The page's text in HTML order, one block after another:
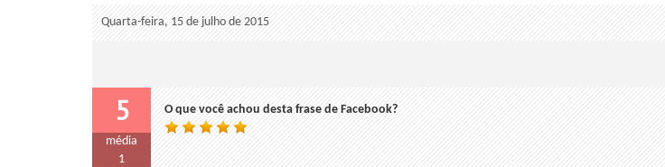
Quarta-feira, 15 de julho de 2015
5
média
1
O que você achou desta frase de Facebook?